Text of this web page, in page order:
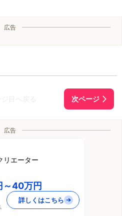
広告
広告
リエーター
～40万円
詳しくはこちら